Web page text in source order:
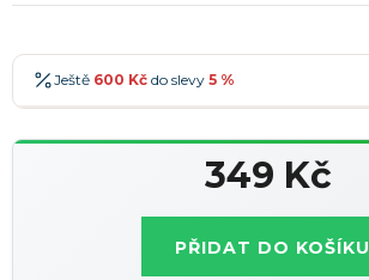
Ještě 600 Kč do slevy 5 %
349 Kč
PŘIDAT DO KOŠÍKU